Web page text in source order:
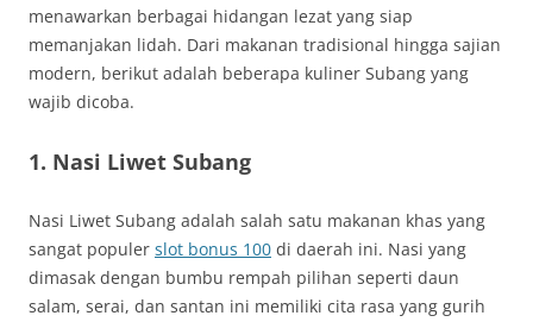
menawarkan berbagai hidangan lezat yang siap
memanjakan lidah. Dari makanan tradisional hingga sajian
modern, berikut adalah beberapa kuliner Subang yang
wajib dicoba.
1. Nasi Liwet Subang
Nasi Liwet Subang adalah salah satu makanan khas yang
sangat populer slot bonus 100 di daerah ini. Nasi yang
dimasak dengan bumbu rempah pilihan seperti daun
salam, serai, dan santan ini memiliki cita rasa yang gurih